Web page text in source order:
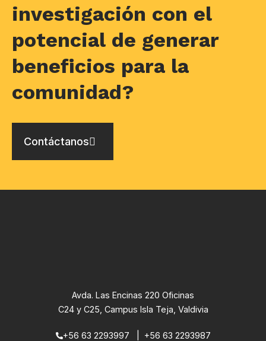
investigación con el
potencial de generar
beneficios para la
comunidad?
Contáctanos
Avda. Las Encinas 220 Oficinas
C24 y C25, Campus Isla Teja, Valdivia
+56 63 2293997 +56 63 2293987